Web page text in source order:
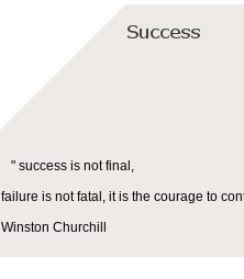
" success is not final,
failure is not fatal, it is the courage to
Winston Churchill